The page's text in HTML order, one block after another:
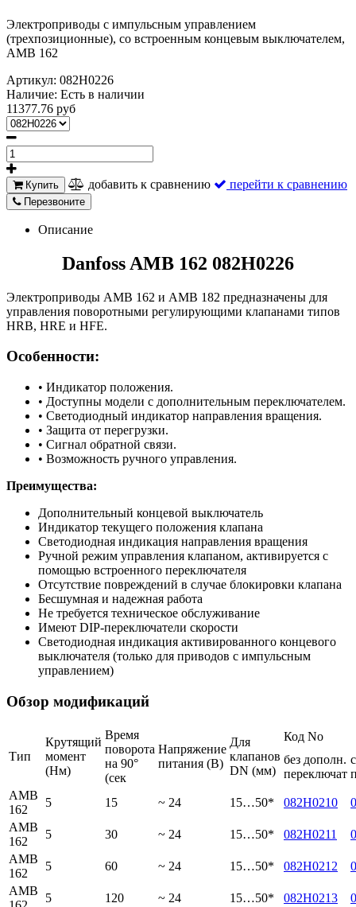
Электроприводы с импульсным управлением
(трехпозиционные), со встроенным концевым выключателем,
AMB 162
Артикул: 082H0226
Наличие: Есть в наличии
11377.76 руб
Купить добавить к сравнению перейти к сравнению
Перезвоните
Описание
Danfoss AMB 162 082H0226
Электроприводы AMB 162 и AMB 182 предназначены для
управления поворотными регулирующими клапанами типов
HRB, HRE и HFE.
Особенности:
• Индикатор положения.
• Доступны модели с дополнительным переключателем.
• Светодиодный индикатор направления вращения.
• Защита от перегрузки.
• Сигнал обратной связи.
• Возможность ручного управления.
Преимущества:
Дополнительный концевой выключатель
Индикатор текущего положения клапана
Светодиодная индикация направления вращения
Ручной режим управления клапаном, активируется с
помощью встроенного переключателя
Отсутствие повреждений в случае блокировки клапана
Бесшумная и надежная работа
Не требуется техническое обслуживание
Имеют DIP-переключатели скорости
Светодиодная индикация активированного концевого
выключателя (только для приводов с импульсным
управлением)
Обзор модификаций
Тип
Крутящий
момент
(Нм)
Время
поворота
на 90°
(сек
Напряжение
питания (В)
Для
клапанов
DN (мм)
Код No
без дополн.
переключат
AMB
162
5 15 ~ 24 15…50* 082H0210
AMB
162
5 30 ~ 24 15…50* 082H0211
AMB
162
5 60 ~ 24 15…50* 082H0212
AMB
5 120 ~ 24 15…50* 082H0213